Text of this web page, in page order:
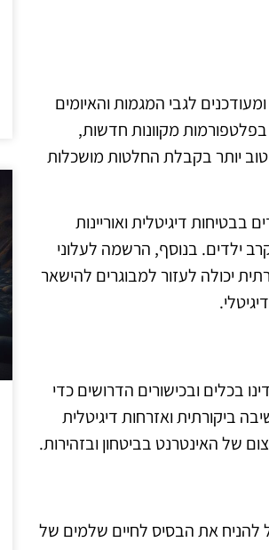
לגבי המגמות והאיומים
בפלטפורמות מקוונות חדשות,
טוב יותר בקבלת החלטות מושכלות
דיגיטלית ואוריינות
ילדים. בנוסף, הרשמה לעלוני
יכולה לעזור למבוגרים להישאר
בכלים ובכישורים הדרושים כדי
ביקורתית ואזרחות דיגיטלית
של האינטרנט בביטחון ובזהירות.
להניח את הבסיס לחיים שלמים של